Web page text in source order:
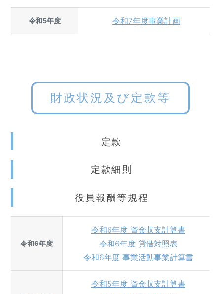
令和5年度 令和7年度事業計画
財政状況及び定款等
定款
定款細則
役員報酬等規程
令和6年度
令和6年度 資金収支計算書
令和6年度 貸借対照表
令和6年度 事業活動事業計算書
令和5年度 資金収支計算書